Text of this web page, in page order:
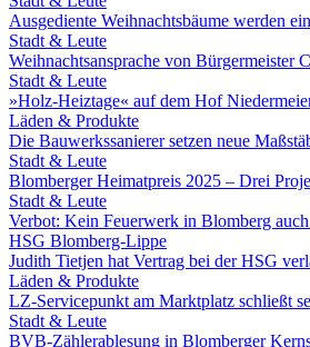
Ausgediente Weihnachtsbäume werden
Stadt & Leute
Weihnachtsansprache von Bürgermeister
Stadt & Leute
»Holz-Heiztage« auf dem Hof
Läden & Produkte
Die Bauwerkssanierer setzen neue
Stadt & Leute
Blomberger Heimatpreis 2025 – Drei
Stadt & Leute
Verbot: Kein Feuerwerk in Blomberg
HSG Blomberg-Lippe
Judith Tietjen hat Vertrag bei der HSG
Läden & Produkte
LZ-Servicepunkt am Marktplatz schließt
Stadt & Leute
BVB-Zählerablesung in Blomberger